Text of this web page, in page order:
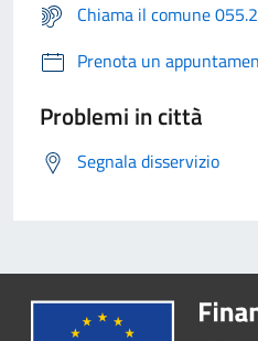
Chiama il comune
Prenota un
Problemi in città
Segnala disservizio